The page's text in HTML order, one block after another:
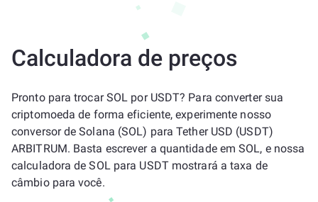
Calculadora de preços
Pronto para trocar SOL por USDT? Para converter sua
criptomoeda de forma eficiente, experimente nosso
conversor de Solana (SOL) para Tether USD (USDT)
ARBITRUM. Basta escrever a quantidade em SOL, e nossa
calculadora de SOL para USDT mostrará a taxa de
câmbio para você.